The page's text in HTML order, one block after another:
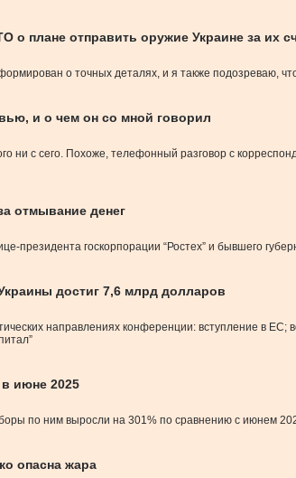
о плане отправить оружие Украине за их
о точных деталях, и я также подозреваю,
и о чем он со мной говорил
ни с сего. Похоже, телефонный разговор с
отмывание денег
президента госкорпорации “Ростех” и бывшего
достиг 7,6 млрд долларов
направлениях конференции: вступление в
июне 2025
по ним выросли на 301% по сравнению с июнем
опасна жара